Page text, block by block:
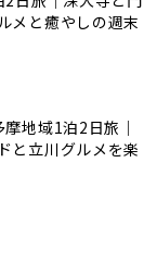
メと癒やしの週末
摩地域1泊2日旅｜
と立川グルメを楽